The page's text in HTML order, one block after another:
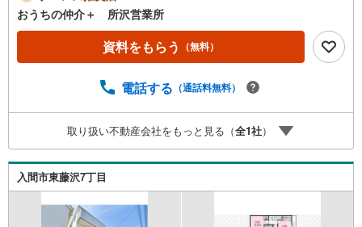
ら、当日詳しいご説明をさせていただきます！ぜひ
《【現地を見学する】》をクリックしご予約ください！■
【営業時間 10:00～20:00】営業時間内にお電話いただけ
ましたらスムーズにご対応可能です■物件資料のご請求もお
紹介いたします！【オンラインでのご相談、見学が可能 】
お気軽にお問い合わせ下さい※物件によっては対応できない
場合もございます■不動産のご購入・ご相談は《アークレス
ト》にお任せください住宅購入は『一生の買い物』と言わ
れており、さまざまな不安やお悩みがつきものですよ
ね・・・まずは、私たちにご相談くださ
い！.・。.・。.・。.・。.・。.
おうちの仲介＋ 所沢営業所
資料をもらう （無料）
電話する （通話料無料）
取り扱い不動産会社をもっと見る（全1社）
入間市東藤沢7丁目